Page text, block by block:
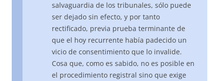
salvaguardia de los tribunales, sólo puede
ser dejado sin efecto, y por tanto
rectificado, previa prueba terminante de
que el hoy recurrente había padecido un
vicio de consentimiento que lo invalide.
Cosa que, como es sabido, no es posible en
el procedimiento registral sino que exige